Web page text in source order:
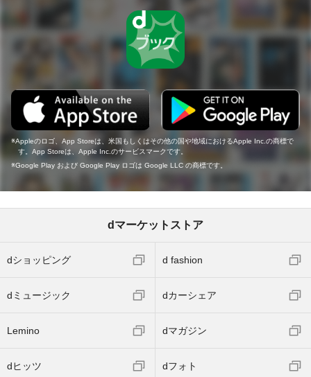
Appleのロゴ、App Storeは、米国もしくはその他の国や地域におけるApple Inc.の商標で
す。App Storeは、Apple Inc.のサービスマークです。
Google Play および Google Play ロゴは Google LLC の商標です。
dマーケットストア
dショッピング d fashion
dミュージック dカーシェア
Lemino dマガジン
dヒッツ dフォト